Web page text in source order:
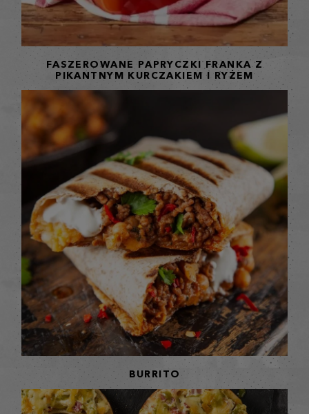
FASZEROWANE PAPRYCZKI FRANKA Z
PIKANTNYM KURCZAKIEM I RYŻEM
BURRITO